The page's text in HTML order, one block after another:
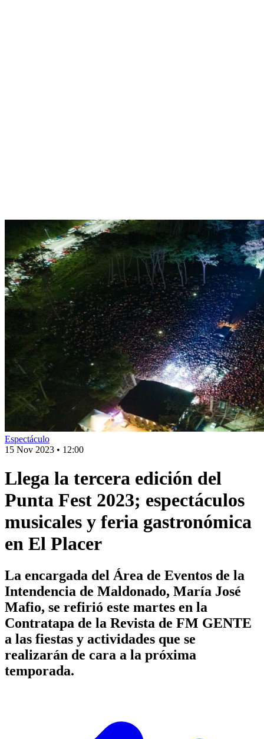
Espectáculo
15 Nov 2023 • 12:00
Llega la tercera edición del
Punta Fest 2023; espectáculos
musicales y feria gastronómica
en El Placer
La encargada del Área de Eventos de la
Intendencia de Maldonado, María José
Mafio, se refirió este martes en la
Contratapa de la Revista de FM GENTE
a las fiestas y actividades que se
realizarán de cara a la próxima
temporada.